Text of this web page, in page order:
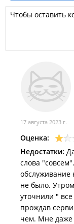
Чтобы оставить
17 августа 2023 г.
Оценка:
Недостатки:
слова
обслуживание
не было.
уточнили "
прождав
чем. Мне даже